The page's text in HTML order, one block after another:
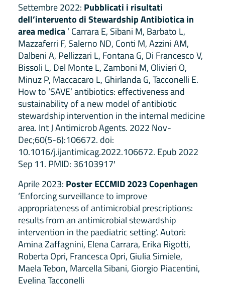
Settembre 2022: Pubblicati i risultati
dell’intervento di Stewardship Antibiotica in
area medica‘ Carrara E, Sibani M, Barbato L,
Mazzaferri F, Salerno ND, Conti M, Azzini AM,
Dalbeni A, Pellizzari L, Fontana G, Di Francesco V,
Bissoli L, Del Monte L, Zamboni M, Olivieri O,
Minuz P, Maccacaro L, Ghirlanda G, Tacconelli E.
How to ‘SAVE’ antibiotics: effectiveness and
sustainability of a new model of antibiotic
stewardship intervention in the internal medicine
area. Int J Antimicrob Agents. 2022 Nov-
Dec;60(5-6):106672. doi:
10.1016/j.ijantimicag.2022.106672. Epub 2022
Sep 11. PMID: 36103917′
Aprile 2023: Poster ECCMID 2023 Copenhagen
‘Enforcing surveillance to improve
appropriateness of antimicrobial prescriptions:
results from an antimicrobial stewardship
intervention in the paediatric setting’. Autori:
Amina Zaffagnini, Elena Carrara, Erika Rigotti,
Roberta Opri, Francesca Opri, Giulia Simiele,
Maela Tebon, Marcella Sibani, Giorgio Piacentini,
Evelina Tacconelli